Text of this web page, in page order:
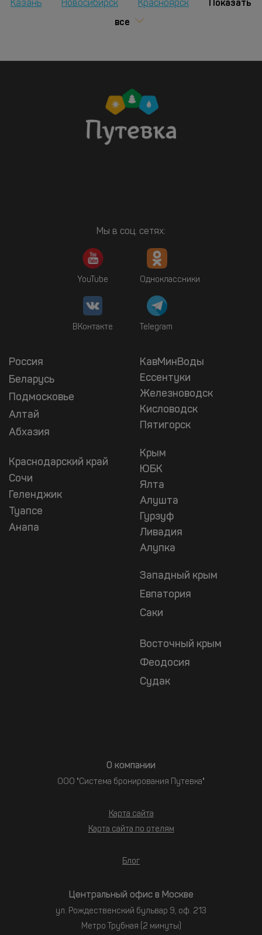
Казань Новосибирск Красноярск
Показать
все
Мы в соц. сетях:
YouTube Одноклассники
ВКонтакте Telegram
Россия
Беларусь
Подмосковье
Алтай
Абхазия
Краснодарский край
Сочи
Геленджик
Туапсе
Анапа
КавМинВоды
Ессентуки
Железноводск
Кисловодск
Пятигорск
Крым
ЮБК
Ялта
Алушта
Гурзуф
Ливадия
Алупка
Западный крым
Евпатория
Саки
Восточный крым
Феодосия
Судак
О компании
ООО "Система бронирования Путевка"
Карта сайта
Карта сайта по отелям
Блог
Центральный офис в Москве
ул. Рождественский бульвар 9, оф. 213
Метро Трубная (2 минуты)